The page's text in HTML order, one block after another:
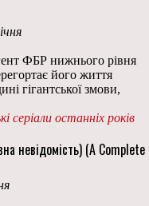
ФБР нижнього рівня
його життя
гігантської змови,
серіали останніх років
невідомість) (A Complete